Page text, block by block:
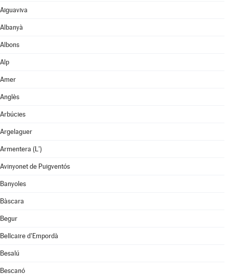
Aiguaviva
Albanyà
Albons
Alp
Amer
Anglès
Arbúcies
Argelaguer
Armentera (L')
Avinyonet de Puigventós
Banyoles
Bàscara
Begur
Bellcaire d'Empordà
Besalú
Bescanó